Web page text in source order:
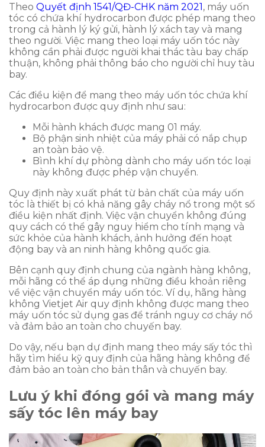
Theo Quyết định 1541/QĐ-CHK năm 2021, máy uốn
tóc có chứa khí hydrocarbon được phép mang theo
trong cả hành lý ký gửi, hành lý xách tay và mang
theo người. Việc mang theo loại máy uốn tóc này
không cần phải được người khai thác tàu bay chấp
thuận, không phải thông báo cho người chỉ huy tàu
bay.
Các điều kiện để mang theo máy uốn tóc chứa khí
hydrocarbon được quy định như sau:
Mỗi hành khách được mang 01 máy.
Bộ phận sinh nhiệt của máy phải có nắp chụp
an toàn bảo vệ.
Bình khí dự phòng dành cho máy uốn tóc loại
này không được phép vận chuyển.
Quy định này xuất phát từ bản chất của máy uốn
tóc là thiết bị có khả năng gây cháy nổ trong một số
điều kiện nhất định. Việc vận chuyển không đúng
quy cách có thể gây nguy hiểm cho tính mạng và
sức khỏe của hành khách, ảnh hưởng đến hoạt
động bay và an ninh hàng không quốc gia.
Bên cạnh quy định chung của ngành hàng không,
mỗi hãng có thể áp dụng những điều khoản riêng
về việc vận chuyển máy uốn tóc. Ví dụ, hãng hàng
không Vietjet Air quy định không được mang theo
máy uốn tóc sử dụng gas để tránh nguy cơ cháy nổ
và đảm bảo an toàn cho chuyến bay.
Do vậy, nếu bạn dự định mang theo máy sấy tóc thì
hãy tìm hiểu kỹ quy định của hãng hàng không để
đảm bảo an toàn cho bản thân và chuyến bay.
Lưu ý khi đóng gói và mang máy
sấy tóc lên máy bay